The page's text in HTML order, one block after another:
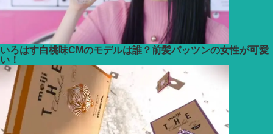
いろはす白桃味CMのモデルは誰？前髪パッツンの女性が可愛
い！